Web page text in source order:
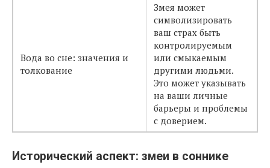
Вода во сне: значения и
толкование
Змея может
символизировать
ваш страх быть
контролируемым
или смыкаемым
другими людьми.
Это может указывать
на ваши личные
барьеры и проблемы
с доверием.
Исторический аспект: змеи в соннике